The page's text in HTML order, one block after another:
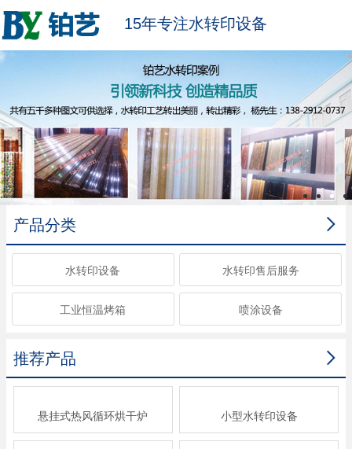
15年专注水转印设备

产品分类
水转印设备 水转印售后服务
工业恒温烤箱 喷涂设备

推荐产品
悬挂式热风循环烘干炉 小型水转印设备